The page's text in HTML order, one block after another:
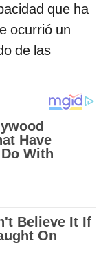
que ha
ocurrió un
de las